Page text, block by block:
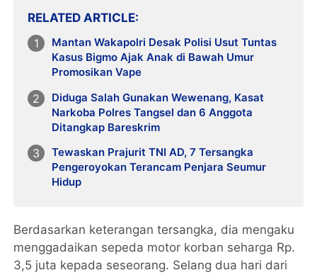
RELATED ARTICLE
Mantan Wakapolri Desak Polisi Usut Tuntas
Kasus Bigmo Ajak Anak di Bawah Umur
Promosikan Vape
Diduga Salah Gunakan Wewenang, Kasat
Narkoba Polres Tangsel dan 6 Anggota
Ditangkap Bareskrim
Tewaskan Prajurit TNI AD, 7 Tersangka
Pengeroyokan Terancam Penjara Seumur
Hidup
Berdasarkan keterangan tersangka, dia mengaku
menggadaikan sepeda motor korban seharga Rp.
3,5 juta kepada seseorang. Selang dua hari dari